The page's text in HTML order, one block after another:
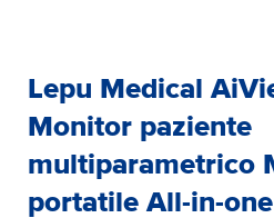
Lepu Medical
Monitor paziente
multiparametrico
portatile All-in-